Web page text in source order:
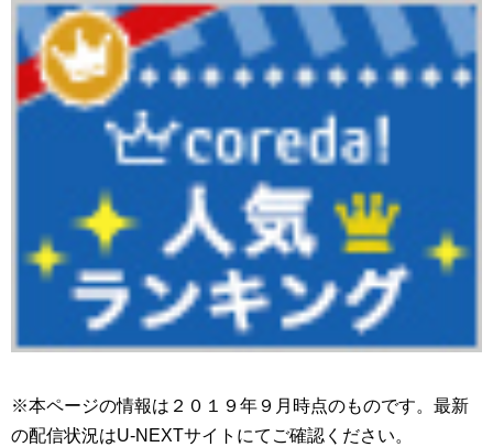
※本ページの情報は２０１９年９月時点のものです。最新
の配信状況はU-NEXTサイトにてご確認ください。